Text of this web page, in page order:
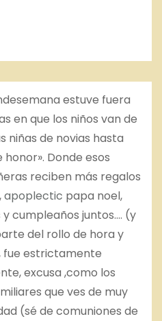
estuve fuera
en que los niños van de
niñas de novias hasta
Donde esos
reciben más regalos
apoplectic papa noel,
y cumpleaños juntos…. (y
del rollo de hora y
fue estrictamente
excusa ,como los
que ves de muy
(sé de comuniones de